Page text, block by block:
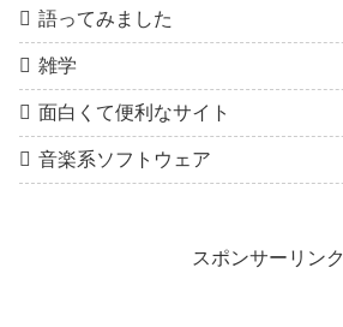
語ってみました
雑学
面白くて便利なサイト
音楽系ソフトウェア
スポンサーリンク